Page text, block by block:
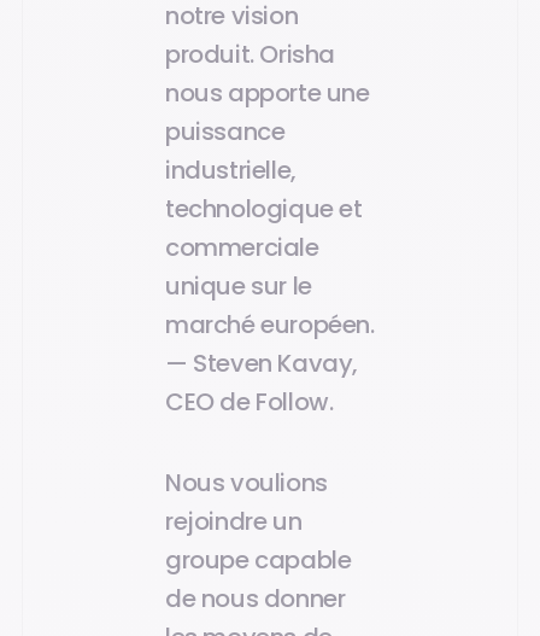
notre vision
produit. Orisha
nous apporte une
puissance
industrielle,
technologique et
commerciale
unique sur le
marché européen.
— Steven Kavay,
CEO de Follow.
Nous voulions
rejoindre un
groupe capable
de nous donner